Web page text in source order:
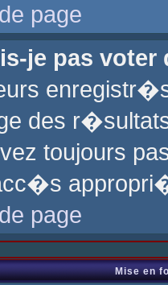
page
je pas voter
des
toujours
page
Mise en